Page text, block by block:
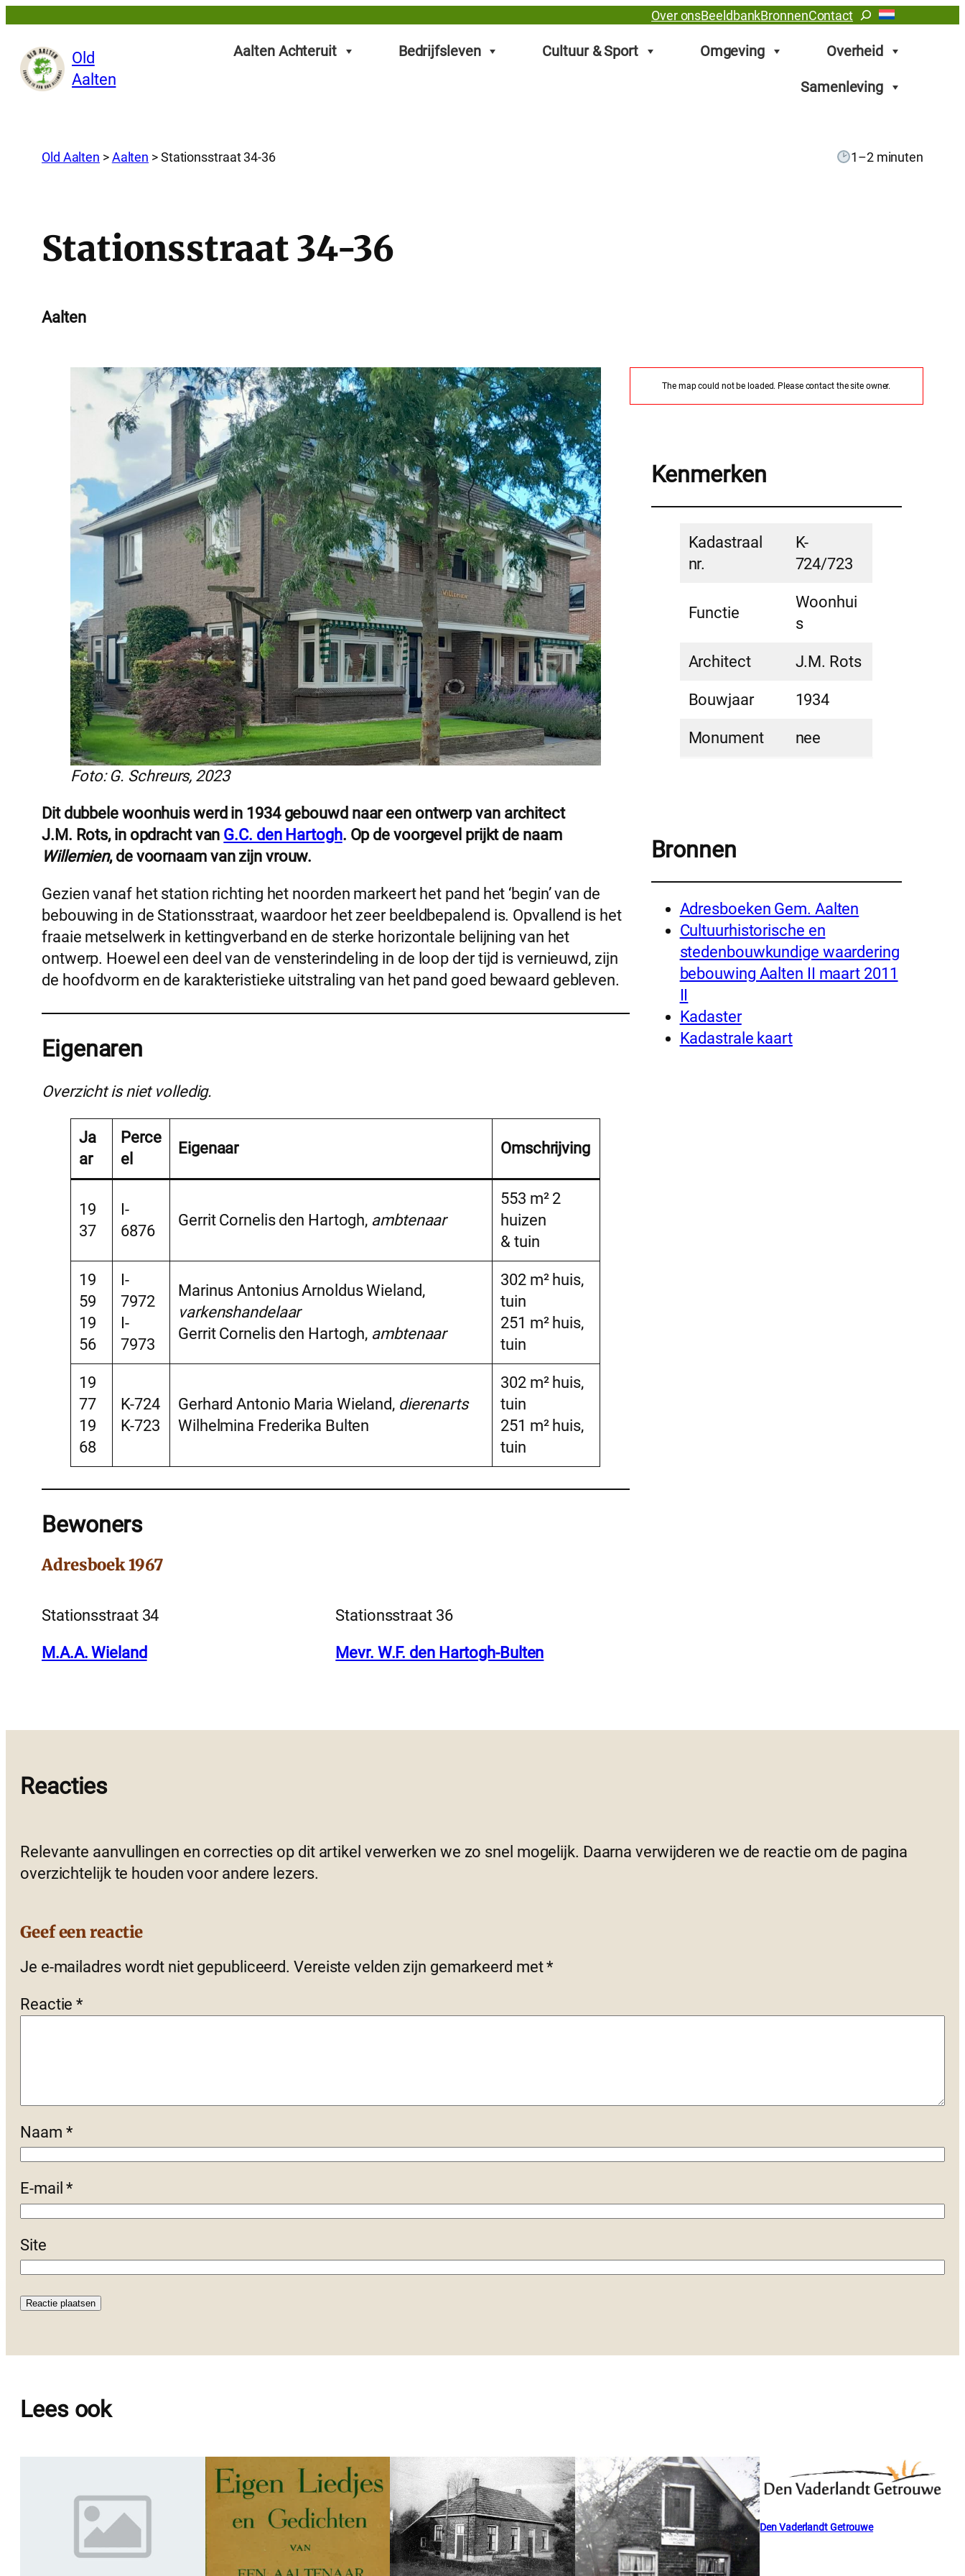
Over onsBeeldbankBronnenContactZoeken
Old
Aalten
Aalten Achteruit Bedrijfsleven Cultuur & Sport Omgeving Overheid
Samenleving
Old Aalten >Aalten >Stationsstraat 34-36 1–2 minuten
Stationsstraat 34-36
Aalten
Foto: G. Schreurs, 2023
Dit dubbele woonhuis werd in 1934 gebouwd naar een ontwerp van architect
J.M. Rots, in opdracht van G.C. den Hartogh. Op de voorgevel prijkt de naam
Willemien, de voornaam van zijn vrouw.
Gezien vanaf het station richting het noorden markeert het pand het ‘begin’ van de
bebouwing in de Stationsstraat, waardoor het zeer beeldbepalend is. Opvallend is het
fraaie metselwerk in kettingverband en de sterke horizontale belijning van het
ontwerp. Hoewel een deel van de vensterindeling in de loop der tijd is vernieuwd, zijn
de hoofdvorm en de karakteristieke uitstraling van het pand goed bewaard gebleven.
Eigenaren
Overzicht is niet volledig.
Ja
ar
Perce
el
Eigenaar Omschrijving
19
37
I-
6876
Gerrit Cornelis den Hartogh, ambtenaar
553 m² 2
huizen
& tuin
19
59
19
56
I-
7972
I-
7973
Marinus Antonius Arnoldus Wieland,
varkenshandelaar
Gerrit Cornelis den Hartogh, ambtenaar
302 m² huis,
tuin
251 m² huis,
tuin
19
77
19
68
K-724
K-723
Gerhard Antonio Maria Wieland, dierenarts
Wilhelmina Frederika Bulten
302 m² huis,
tuin
251 m² huis,
tuin
Bewoners
Adresboek 1967
Stationsstraat 34
M.A.A. Wieland
Stationsstraat 36
Mevr. W.F. den Hartogh-Bulten
The map could not be loaded. Please contact the site owner.
Kenmerken
Kadastraal
nr.
K-
724/723
Functie
Woonhui
s
Architect J.M. Rots
Bouwjaar 1934
Monument nee
Bronnen
Adresboeken Gem. Aalten
Cultuurhistorische en
stedenbouwkundige waardering
bebouwing Aalten II maart 2011
Kadaster
Kadastrale kaart
Reacties
Relevante aanvullingen en correcties op dit artikel verwerken we zo snel mogelijk. Daarna verwijderen we de reactie om de pagina
overzichtelijk te houden voor andere lezers.
Geef een reactie
Je e-mailadres wordt niet gepubliceerd. Vereiste velden zijn gemarkeerd met*
Reactie*
Naam *
E-mail*
Site
Lees ook
Den Vaderlandt Getrouwe